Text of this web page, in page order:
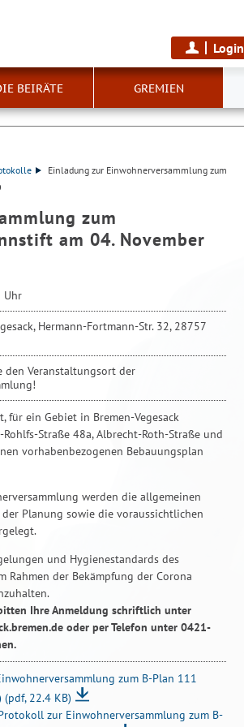
Login
BEIRÄTE GREMIEN
Einladung zur Einwohnerversammlung zum
zum
am 04. November
Uhr
Hermann-Fortmann-Str. 32, 28757
den Veranstaltungsort der
für ein Gebiet in Bremen-Vegesack
Straße 48a, Albrecht-Roth-Straße und
vorhabenbezogenen Bebauungsplan
werden die allgemeinen
Planung sowie die voraussichtlichen
und Hygienestandards des
Rahmen der Bekämpfung der Corona
Ihre Anmeldung schriftlich unter
oder per Telefon unter 0421-
zum B-Plan 111
(pdf, 22.4 KB)
zur Einwohnerversammlung zum B-